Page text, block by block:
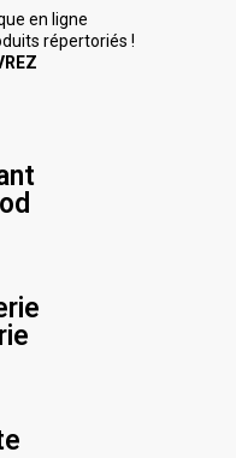
en ligne
répertoriés !